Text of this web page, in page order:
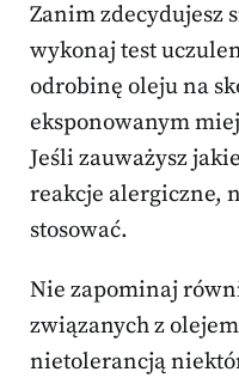
Zanim zdecydujesz
wykonaj test
odrobinę oleju na
eksponowanym
Jeśli zauważysz
reakcje alergiczne,
stosować.
Nie zapominaj
związanych z
nietolerancją